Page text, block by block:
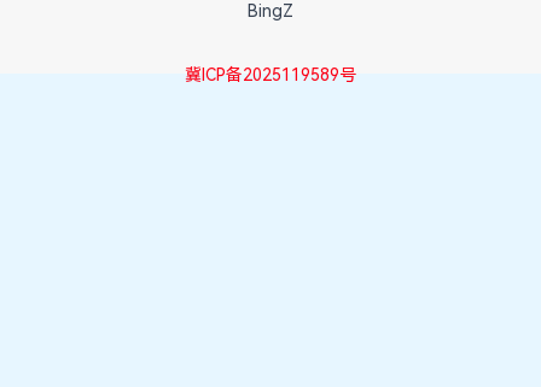
BingZ
冀ICP备2025119589号